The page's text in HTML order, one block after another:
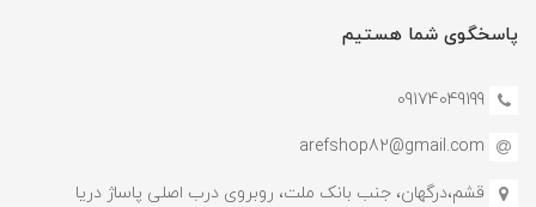
پاسخگوی شما هستیم
09174049199
arefshop82@gmail.com
قشم،درگهان، جنب بانک ملت، روبروی درب اصلی پاساژ دریا